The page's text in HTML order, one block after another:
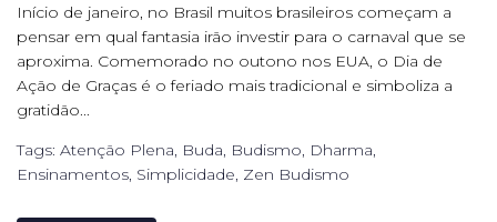
Início de janeiro, no Brasil muitos brasileiros começam a
pensar em qual fantasia irão investir para o carnaval que se
aproxima. Comemorado no outono nos EUA, o Dia de
Ação de Graças é o feriado mais tradicional e simboliza a
gratidão...
Tags: Atenção Plena, Buda, Budismo, Dharma,
Ensinamentos, Simplicidade, Zen Budismo